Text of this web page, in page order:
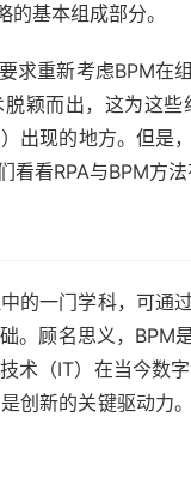
的基本组成部分。
求重新考虑BPM在
颖而出，这为这
出现的地方。但是
看RPA与BPM方法
的一门学科，可通
。顾名思义，BPM
术（IT）在当今数
创新的关键驱动力